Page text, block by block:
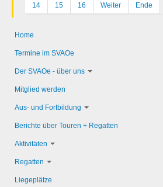
14 15 16 Weiter Ende
Home
Termine im SVAOe
Der SVAOe - über uns
Mitglied werden
Aus- und Fortbildung
Berichte über Touren + Regatten
Aktivitäten
Regatten
Liegeplätze